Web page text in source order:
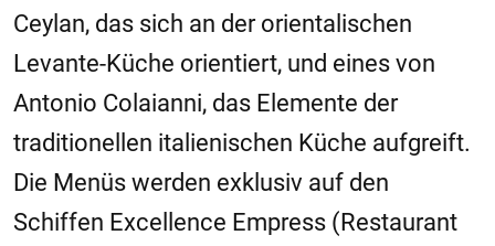
Ceylan, das sich an der orientalischen
Levante-Küche orientiert, und eines von
Antonio Colaianni, das Elemente der
traditionellen italienischen Küche aufgreift.
Die Menüs werden exklusiv auf den
Schiffen Excellence Empress (Restaurant